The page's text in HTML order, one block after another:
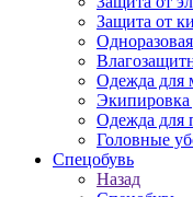
Защита от
Одежда для
Экипировка
Одежда для
Головные
Спецобувь
Назад